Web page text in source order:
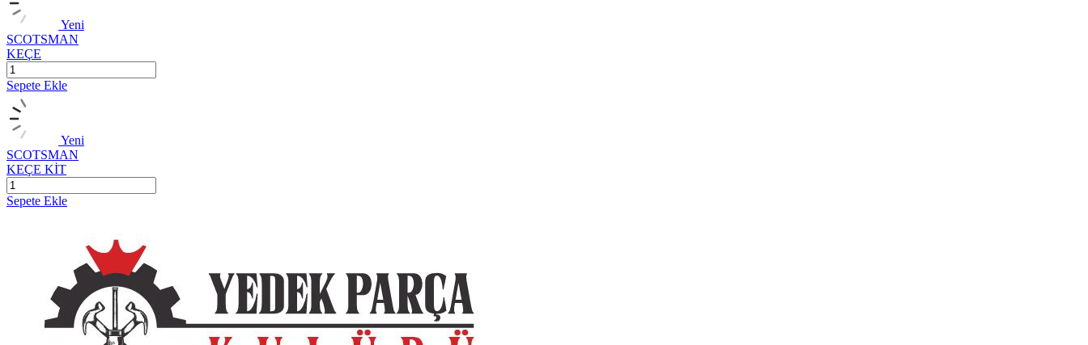
Yeni
SCOTSMAN
KEÇE
Sepete Ekle
Yeni
SCOTSMAN
KEÇE KİT
Sepete Ekle